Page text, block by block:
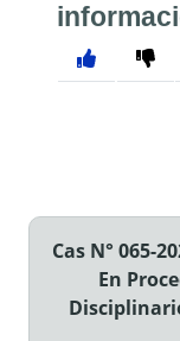
Cas N° 065-
En